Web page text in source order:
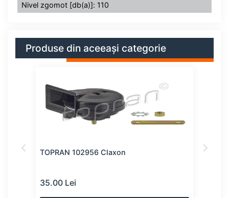
Nivel zgomot [db(a)]: 110
Produse din aceeași categorie
TOPRAN 102956 Claxon
35.00 Lei